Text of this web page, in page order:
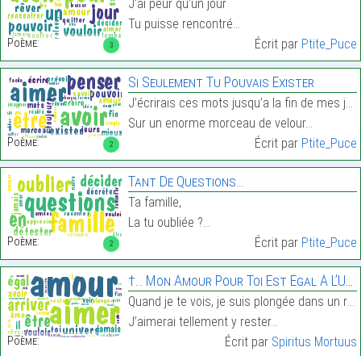
3
Poème:
J’ai peur qu’un jour
Tu puisse rencontré…
Écrit par Ptite_Puce
2
Poème:
Si Seulement Tu Pouvais Exister
J’écrirais ces mots jusqu’a la fin de mes jours
Sur un enorme morceau de velour…
Écrit par Ptite_Puce
2
Poème:
Tant De Questions…
Ta famille,
La tu oubliée ?…
Écrit par Ptite_Puce
Poème:
†… Mon Amour Pour Toi Est Égal À L’Univers… †
Quand je te vois, je suis plongée dans un rêve san
J’aimerai tellement y rester…
Écrit par Spiritus Mortuus